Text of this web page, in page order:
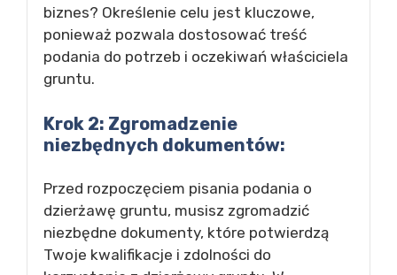
biznes? Określenie celu jest kluczowe,
ponieważ pozwala dostosować treść
podania do potrzeb i oczekiwań właściciela
gruntu.
Krok 2: Zgromadzenie
niezbędnych dokumentów:
Przed rozpoczęciem pisania podania o
dzierżawę gruntu, musisz zgromadzić
niezbędne dokumenty, które potwierdzą
Twoje kwalifikacje i zdolności do